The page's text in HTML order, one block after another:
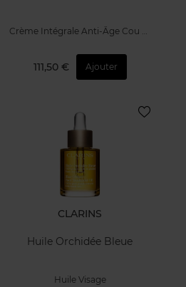
Crème Intégrale Anti-Âge Cou Et
111,50 € Ajouter
CLARINS
Huile Orchidée Bleue
Huile Visage